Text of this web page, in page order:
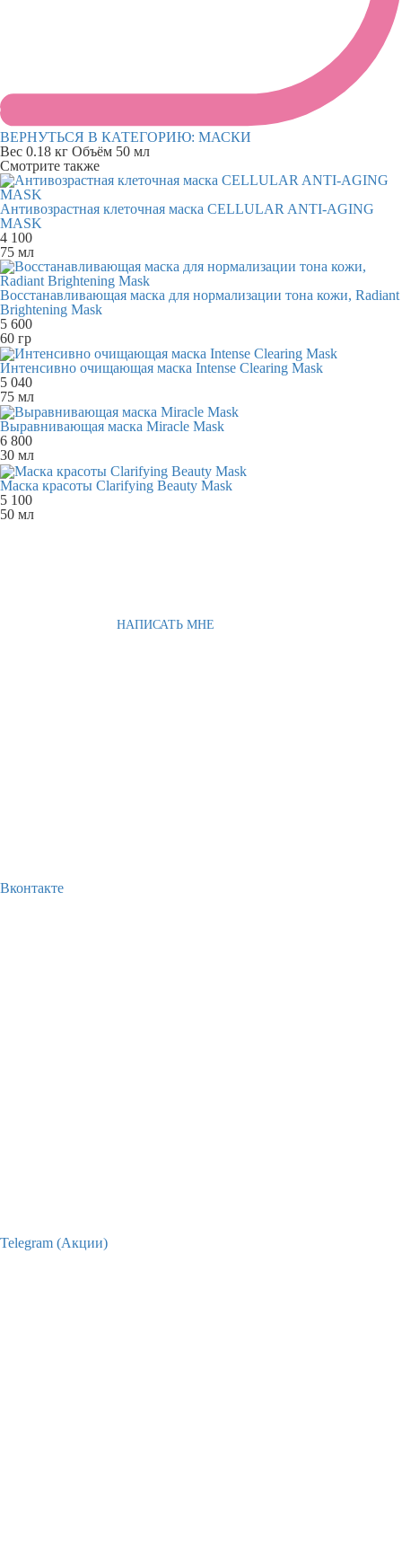
ВЕРНУТЬСЯ В КАТЕГОРИЮ: МАСКИ
Вес 0.18 кг Объём 50 мл
Смотрите также
Антивозрастная клеточная маска CELLULAR ANTI-AGING
MASK
4 100
75 мл
Восстанавливающая маска для нормализации тона кожи, Radiant
Brightening Mask
5 600
60 гр
Интенсивно очищающая маска Intense Clearing Mask
5 040
75 мл
Выравнивающая маска Miracle Mask
6 800
30 мл
Маска красоты Clarifying Beauty Mask
5 100
50 мл
НАПИСАТЬ МНЕ
Вконтакте
Telegram (Акции)